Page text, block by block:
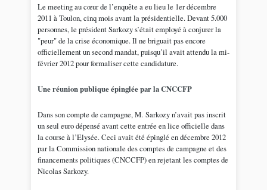
Le meeting au cœur de l’enquête a eu lieu le 1er décembre
2011 à Toulon, cinq mois avant la présidentielle. Devant 5.000
personnes, le président Sarkozy s’était employé à conjurer la
"peur" de la crise économique. Il ne briguait pas encore
officiellement un second mandat, puisqu’il avait attendu la mi-
février 2012 pour formaliser cette candidature.
Une réunion publique épinglée par la CNCCFP
Dans son compte de campagne, M. Sarkozy n’avait pas inscrit
un seul euro dépensé avant cette entrée en lice officielle dans
la course à l’Elysée. Ceci avait été épinglé en décembre 2012
par la Commission nationale des comptes de campagne et des
financements politiques (CNCCFP) en rejetant les comptes de
Nicolas Sarkozy.